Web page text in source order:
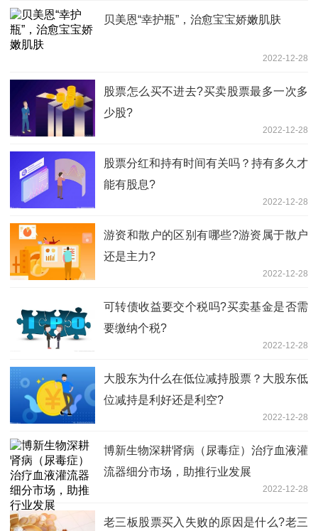
​贝美恩“幸护瓶”，治愈宝宝娇嫩肌肤
2022-12-28
股票怎么买不进去?买卖股票最多一次多
少股?
2022-12-28
股票分红和持有时间有关吗？持有多久才
能有股息?
2022-12-28
游资和散户的区别有哪些?游资属于散户
还是主力?
2022-12-28
可转债收益要交个税吗?买卖基金是否需
要缴纳个税?
2022-12-28
大股东为什么在低位减持股票？大股东低
位减持是利好还是利空?
2022-12-28
博新生物深耕肾病（尿毒症）治疗血液灌
流器细分市场，助推行业发展
2022-12-28
老三板股票买入失败的原因是什么?老三